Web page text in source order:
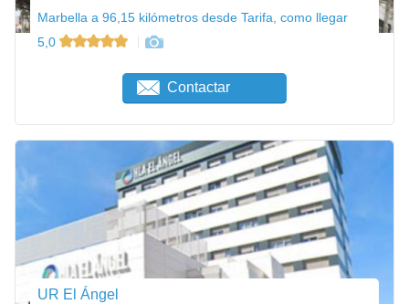
Marbella a 96,15 kilómetros desde Tarifa, como llegar
5,0
Contactar
UR El Ángel